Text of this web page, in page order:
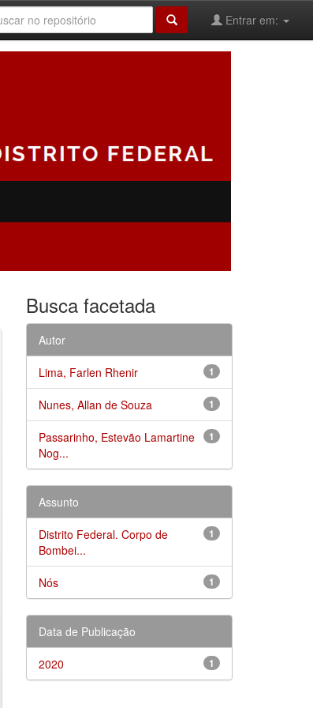
Entrar em:
Busca facetada
Autor
1
Lima, Farlen Rhenir
1
Nunes, Allan de Souza
1
Passarinho, Estevão Lamartine
Nog...
Assunto
1
Distrito Federal. Corpo de
Bombei...
1
Nós
Data de Publicação
1
2020